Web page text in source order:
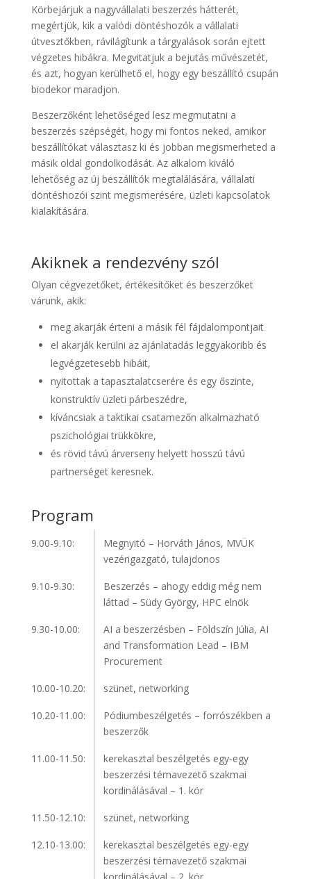
Körbejárjuk a nagyvállalati beszerzés hátterét,
megértjük, kik a valódi döntéshozók a vállalati
útvesztőkben, rávilágítunk a tárgyalások során ejtett
végzetes hibákra. Megvitatjuk a bejutás művészetét,
és azt, hogyan kerülhető el, hogy egy beszállító csupán
biodekor maradjon.
Beszerzőként lehetőséged lesz megmutatni a
beszerzés szépségét, hogy mi fontos neked, amikor
beszállítókat választasz ki és jobban megismerheted a
másik oldal gondolkodását. Az alkalom kiváló
lehetőség az új beszállítók megtalálására, vállalati
döntéshozói szint megismerésére, üzleti kapcsolatok
kialakítására.
Akiknek a rendezvény szól
Olyan cégvezetőket, értékesítőket és beszerzőket
várunk, akik:
meg akarják érteni a másik fél fájdalompontjait
el akarják kerülni az ajánlatadás leggyakoribb és
legvégzetesebb hibáit,
nyitottak a tapasztalatcserére és egy őszinte,
konstruktív üzleti párbeszédre,
kíváncsiak a taktikai csatamezőn alkalmazható
pszichológiai trükkökre,
és rövid távú árverseny helyett hosszú távú
partnerséget keresnek.
Program
9.00-9.10:
Megnyitó – Horváth János, MVÜK
vezérigazgató, tulajdonos
9.10-9.30:
Beszerzés – ahogy eddig még nem
láttad – Südy György, HPC elnök
9.30-10.00:
AI a beszerzésben – Földszín Júlia, AI
and Transformation Lead – IBM
Procurement
10.00-10.20: szünet, networking
10.20-11.00:
Pódiumbeszélgetés – forrószékben a
beszerzők
11.00-11.50:
kerekasztal beszélgetés egy-egy
beszerzési témavezető szakmai
kordinálásával – 1. kör
11.50-12.10: szünet, networking
12.10-13.00:
kerekasztal beszélgetés egy-egy
beszerzési témavezető szakmai